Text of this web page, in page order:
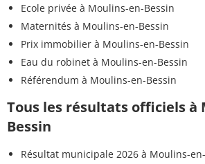
Ecole privée à Moulins-en-Bessin
Maternités à Moulins-en-Bessin
Prix immobilier à Moulins-en-Bessin
Eau du robinet à Moulins-en-Bessin
Référendum à Moulins-en-Bessin
Tous les résultats officiels à
Bessin
Résultat municipale 2026 à Moulins-